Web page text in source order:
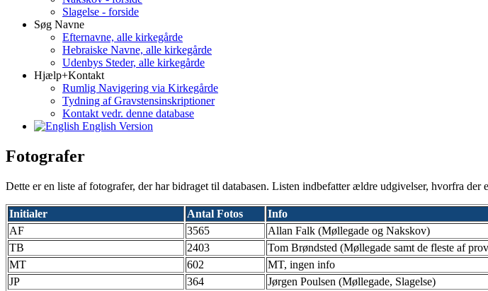
Slagelse - forside
Søg Navne
Efternavne, alle kirkegårde
Hebraiske Navne, alle kirkegårde
Udenbys Steder, alle kirkegårde
Hjælp+Kontakt
Rumlig Navigering via Kirkegårde
Tydning af Gravstensinskriptioner
Kontakt vedr. denne database
English Version
Fotografer
Dette er en liste af fotografer, der har bidraget til databasen. Listen indbefatter ældre udgivelser, hvorfra der
Initialer Antal Fotos
Info
AF
3565
Allan Falk (Møllegade og Nakskov)
TB
2403
Tom Brøndsted (Møllegade samt de fleste af
MT
602
MT, ingen info
JP
364 Jørgen Poulsen (Møllegade, Slagelse)